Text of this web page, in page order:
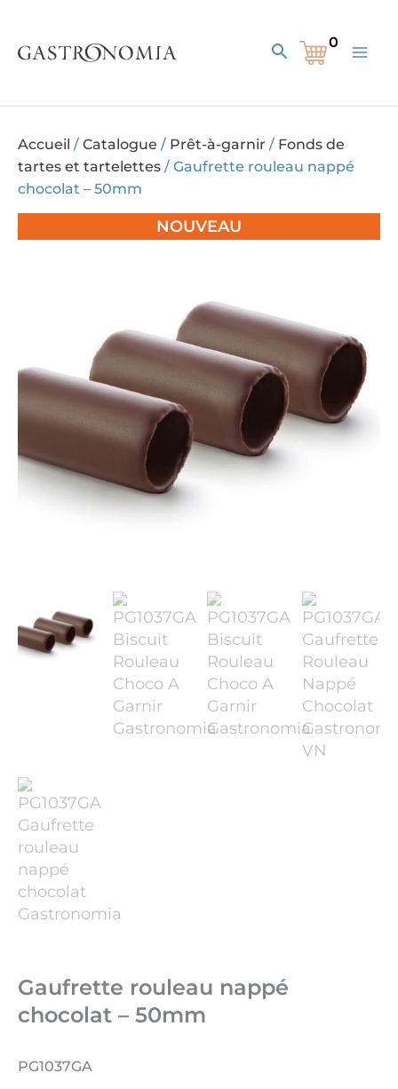
contenu
Rechercher
Accueil / Catalogue / Prêt-à-garnir / Fonds de
tartes et tartelettes / Gaufrette rouleau nappé
chocolat – 50mm
NOUVEAU
Gaufrette rouleau nappé
chocolat – 50mm
PG1037GA